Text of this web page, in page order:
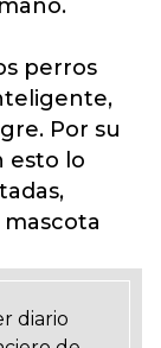
perros
Por su
esto lo
diario